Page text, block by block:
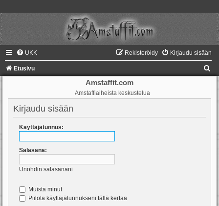
UKK Kirjaudu sisään
Rekisteröidy
Etusivu
Amstaffit.com
Amstaffiaiheista keskustelua
Kirjaudu sisään
Käyttäjätunnus:
Salasana:
Unohdin salasanani
Muista minut
Piilota käyttäjätunnukseni tällä kertaa